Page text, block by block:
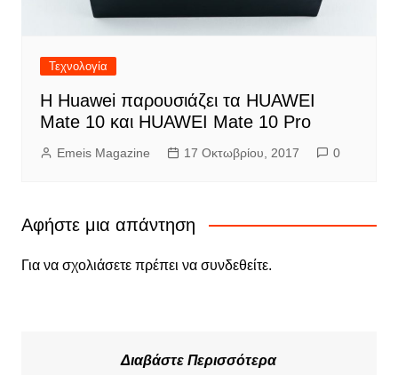
Τεχνολογία
Η Huawei παρουσιάζει τα HUAWEI
Mate 10 και HUAWEI Mate 10 Pro
Emeis Magazine 17 Οκτωβρίου, 2017 0
Αφήστε μια απάντηση
Για να σχολιάσετε πρέπει να συνδεθείτε.
Διαβάστε Περισσότερα